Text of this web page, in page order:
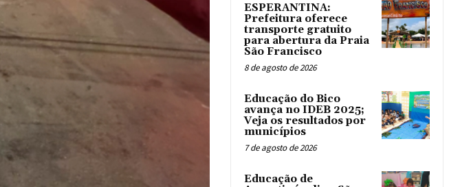
ESPERANTINA:
Prefeitura oferece
transporte gratuito
para abertura da Praia
São Francisco
8 de agosto de 2026
Educação do Bico
avança no IDEB 2025;
Veja os resultados por
municípios
7 de agosto de 2026
Educação de